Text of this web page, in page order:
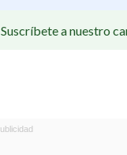
Suscríbete a nuestro